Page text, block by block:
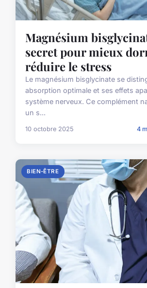
Magnésium
secret pour mieux
réduire le stress
Le magnésium bisglycinate se
absorption optimale et ses effets
système nerveux. Ce complément
un s...
10 octobre 2025 4
BIEN-ÊTRE